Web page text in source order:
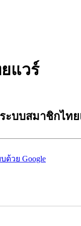
แวร์
ะบบสมาชิกไท
ด้วย Google